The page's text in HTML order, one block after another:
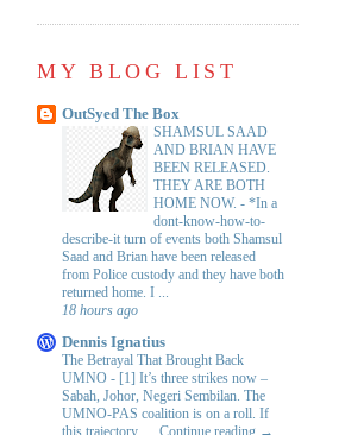
MY BLOG LIST
OutSyed The Box
SHAMSUL SAAD
AND BRIAN HAVE
BEEN RELEASED.
THEY ARE BOTH
HOME NOW. - *In a
dont-know-how-to-
describe-it turn of events both Shamsul
Saad and Brian have been released
from Police custody and they have both
returned home. I ...
18 hours ago
Dennis Ignatius
The Betrayal That Brought Back
UMNO - [1] It’s three strikes now –
Sabah, Johor, Negeri Sembilan. The
UMNO-PAS coalition is on a roll. If
this trajectory … Continue reading →